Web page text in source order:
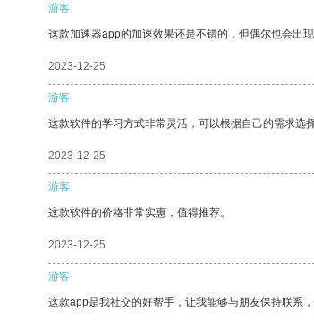
游客
这款加速器app的加速效果还是不错的，但偶尔也会出
2023-12-25
游客
这款软件的学习方式非常灵活，可以根据自己的需求选
2023-12-25
游客
这款软件的价格非常实惠，值得推荐。
2023-12-25
游客
这款app是我社交的好帮手，让我能够与朋友保持联系，